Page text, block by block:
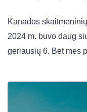
Kanados
2024 m. buvo daug
geriausių 6. Bet mes